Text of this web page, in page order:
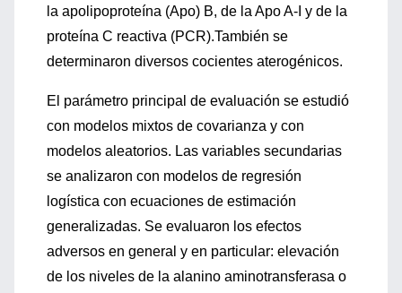
la apolipoproteína (Apo) B, de la Apo A-I y de la
proteína C reactiva (PCR).También se
determinaron diversos cocientes aterogénicos.
El parámetro principal de evaluación se estudió
con modelos mixtos de covarianza y con
modelos aleatorios. Las variables secundarias
se analizaron con modelos de regresión
logística con ecuaciones de estimación
generalizadas. Se evaluaron los efectos
adversos en general y en particular: elevación
de los niveles de la alanino aminotransferasa o